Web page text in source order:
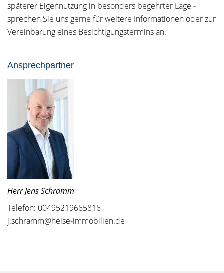
späterer Eigennutzung in besonders begehrter Lage -
sprechen Sie uns gerne für weitere Informationen oder zur
Vereinbarung eines Besichtigungstermins an.
Ansprechpartner
Herr Jens Schramm
Telefon: 00495219665816
j.schramm@heise-immobilien.de